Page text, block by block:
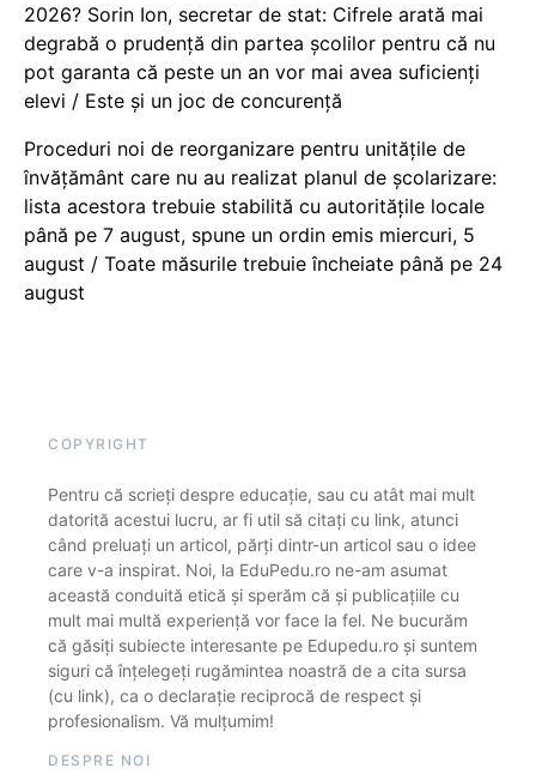
2026? Sorin Ion, secretar de stat: Cifrele arată mai
degrabă o prudență din partea școlilor pentru că nu
pot garanta că peste un an vor mai avea suficienți
elevi / Este și un joc de concurență
Proceduri noi de reorganizare pentru unitățile de
învățământ care nu au realizat planul de școlarizare:
lista acestora trebuie stabilită cu autoritățile locale
până pe 7 august, spune un ordin emis miercuri, 5
august / Toate măsurile trebuie încheiate până pe 24
august
COPYRIGHT
Pentru că scrieți despre educație, sau cu atât mai mult
datorită acestui lucru, ar fi util să citați cu link, atunci
când preluați un articol, părți dintr-un articol sau o idee
care v-a inspirat. Noi, la EduPedu.ro ne-am asumat
această conduită etică și sperăm că și publicațiile cu
mult mai multă experiență vor face la fel. Ne bucurăm
că găsiți subiecte interesante pe Edupedu.ro și suntem
siguri că înțelegeți rugămintea noastră de a cita sursa
(cu link), ca o declarație reciprocă de respect și
profesionalism. Vă mulțumim!
DESPRE NOI